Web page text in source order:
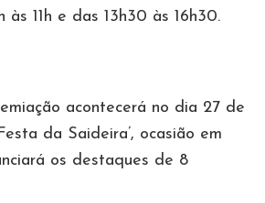
11h e das 13h30 às 16h30.
acontecerá no dia 27 de
da Saideira’, ocasião em
os destaques de 8